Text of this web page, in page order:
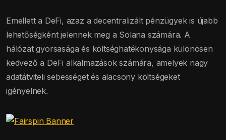
Emellett a DeFi, azaz a decentralizált pénzügyek is újabb
lehetőségként jelennek meg a Solana számára. A
hálózat gyorsasága és költséghatékonysága különösen
kedvező a DeFi alkalmazások számára, amelyek nagy
adatátviteli sebességet és alacsony költségeket
igényelnek.